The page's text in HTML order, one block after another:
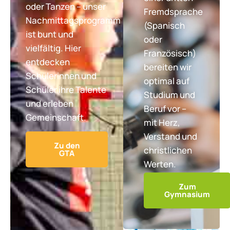
oder Tanzen – unser
Nachmittagsprogramm
ist bunt und
vielfältig. Hier
entdecken
Schülerinnen und
Schüler ihre Talente
und erleben
Gemeinschaft.
Zu den
GTA
Fremdsprache
(Spanisch
oder
Französisch)
bereiten wir
optimal auf
Studium und
Beruf vor –
mit Herz,
Verstand und
christlichen
Werten.
Zum
Gymnasium